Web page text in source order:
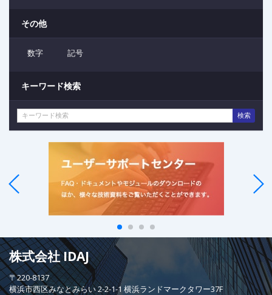
その他
数字 記号
キーワード検索
検索
株式会社 IDAJ
〒220-8137
横浜市西区みなとみらい 2-2-1-1 横浜ランドマークタワー37F